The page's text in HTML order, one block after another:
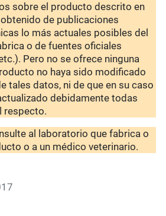
sobre el producto descrito en
de publicaciones
lo más actuales posibles del
o de fuentes oficiales
Pero no se ofrece ninguna
no haya sido modificado
tales datos, ni de que en su caso
debidamente todas
respecto.
al laboratorio que fabrica o
o a un médico veterinario.